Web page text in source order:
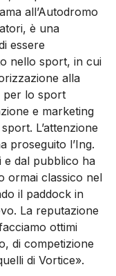
all’Autodromo
è una
essere
nello sport, in cui
alla
per lo sport
e marketing
L’attenzione
proseguito l’Ing.
e dal pubblico ha
ormai classico nel
il paddock in
La reputazione
ottimi
di competizione
di Vortice».